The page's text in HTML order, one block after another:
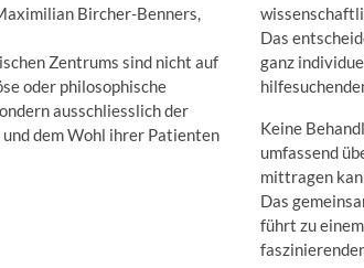
Bircher-Benners,
Zentrums sind nicht auf
oder philosophische
ausschliesslich der
dem Wohl ihrer Patienten
Das
ganz
Keine
umfassend
mittragen
Das
führt zu